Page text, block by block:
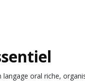
langage oral riche,